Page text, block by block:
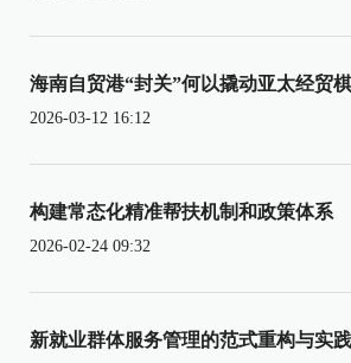
海南自贸港“封关”何以撬动亚太经贸
2026-03-12 16:12
构建常态化精准帮扶机制和政策体系
2026-02-24 09:32
新就业群体服务管理的范式重构与实